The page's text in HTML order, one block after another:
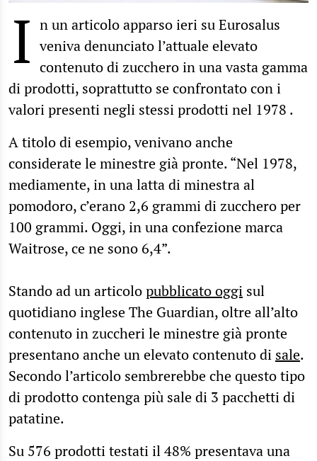
I n un articolo apparso ieri su Eurosalus
veniva denunciato l’attuale elevato
contenuto di zucchero in una vasta gamma
di prodotti, soprattutto se confrontato con i
valori presenti negli stessi prodotti nel 1978 .
A titolo di esempio, venivano anche
considerate le minestre già pronte. “Nel 1978,
mediamente, in una latta di minestra al
pomodoro, c’erano 2,6 grammi di zucchero per
100 grammi. Oggi, in una confezione marca
Waitrose, ce ne sono 6,4”.
Stando ad un articolopubblicato oggi sul
quotidiano inglese The Guardian, oltre all’alto
contenuto in zuccheri le minestre già pronte
presentano anche un elevato contenuto di sale.
Secondo l’articolo sembrerebbe che questo tipo
di prodotto contenga più sale di 3 pacchetti di
patatine.
Su 576 prodotti testati il 48% presentava una